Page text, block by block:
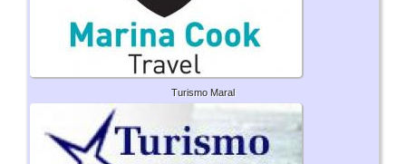
Turismo Maral